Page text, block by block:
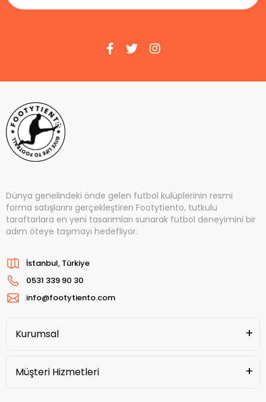
Dünya genelindeki önde gelen futbol kulüplerinin resmi
forma satışlarını gerçekleştiren Footytiento, tutkulu
taraftarlara en yeni tasarımları sunarak futbol deneyimini bir
adım öteye taşımayı hedefliyor.
İstanbul, Türkiye
0531 339 90 30
info@footytiento.com
Kurumsal
Müşteri Hizmetleri